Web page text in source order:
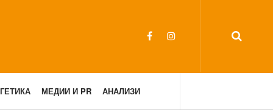
МЕДИИ И PR АНАЛИЗИ